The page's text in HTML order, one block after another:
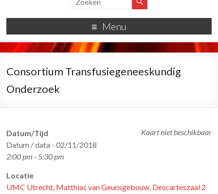
Menu
Consortium Transfusiegeneeskundig
Onderzoek
Kaart niet beschikbaar
Datum/Tijd
Datum / data - 02/11/2018
2:00 pm - 5:30 pm
Locatie
UMC Utrecht, Matthias van Geunsgebouw, Descarteszaal 2